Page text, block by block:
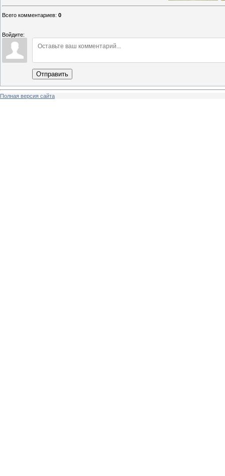
Всего комментариев: 0
Войдите:
Отправить
Полная версия сайта